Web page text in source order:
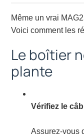
Même un vrai
Voici comment les
Le boîtier
plante
Vérifiez le
Assurez-vous